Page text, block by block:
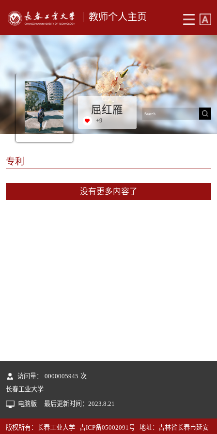
教师个人主页
屈红雁
+9
专利
没有更多内容了
访问量： 0000005945 次
长春工业大学
电脑版
最后更新时间： 2023 8 21
版权所有：长春工业大学 吉ICP备05002091号 地址：吉林省长春市延安